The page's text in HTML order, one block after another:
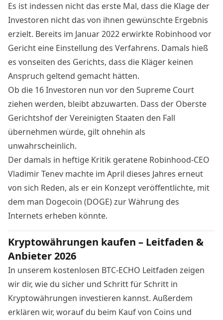
Es ist indessen nicht das erste Mal, dass die Klage der
Investoren nicht das von ihnen gewünschte Ergebnis
erzielt. Bereits im Januar 2022 erwirkte Robinhood vor
Gericht eine Einstellung des Verfahrens. Damals hieß
es vonseiten des Gerichts, dass die Kläger keinen
Anspruch geltend gemacht hätten.
Ob die 16 Investoren nun vor den Supreme Court
ziehen werden, bleibt abzuwarten. Dass der Oberste
Gerichtshof der Vereinigten Staaten den Fall
übernehmen würde, gilt ohnehin als
unwahrscheinlich.
Der damals in heftige Kritik geratene Robinhood-CEO
Vladimir Tenev machte im April dieses Jahres erneut
von sich Reden, als er ein Konzeptveröffentlichte, mit
dem man Dogecoin (DOGE) zur Währung des
Internets erheben könnte.
Kryptowährungen kaufen – Leitfaden &
Anbieter 2026
In unserem kostenlosen BTC-ECHO Leitfaden zeigen
wir dir, wie du sicher und Schritt für Schritt in
Kryptowährungen investieren kannst. Außerdem
erklären wir, worauf du beim Kauf von Coins und